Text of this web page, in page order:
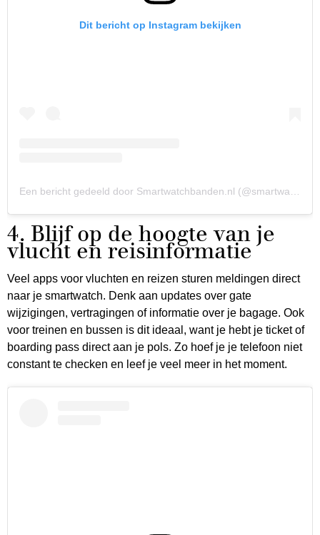
Dit bericht op Instagram bekijken
4. Blijf op de hoogte van je
vlucht en reisinformatie
Veel apps voor vluchten en reizen sturen meldingen direct
naar je smartwatch. Denk aan updates over gate
wijzigingen, vertragingen of informatie over je bagage. Ook
voor treinen en bussen is dit ideaal, want je hebt je ticket of
boarding pass direct aan je pols. Zo hoef je je telefoon niet
constant te checken en leef je veel meer in het moment.